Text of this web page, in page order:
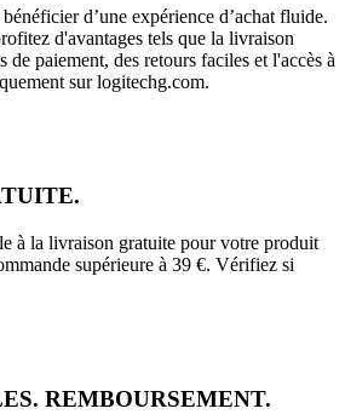
d’une expérience d’achat fluide.
d'avantages tels que la livraison
de paiement, des retours faciles et l'accès à
sur logitechg.com.
à la livraison gratuite pour votre produit
supérieure à 39 €. Vérifiez si
REMBOURSEMENT.